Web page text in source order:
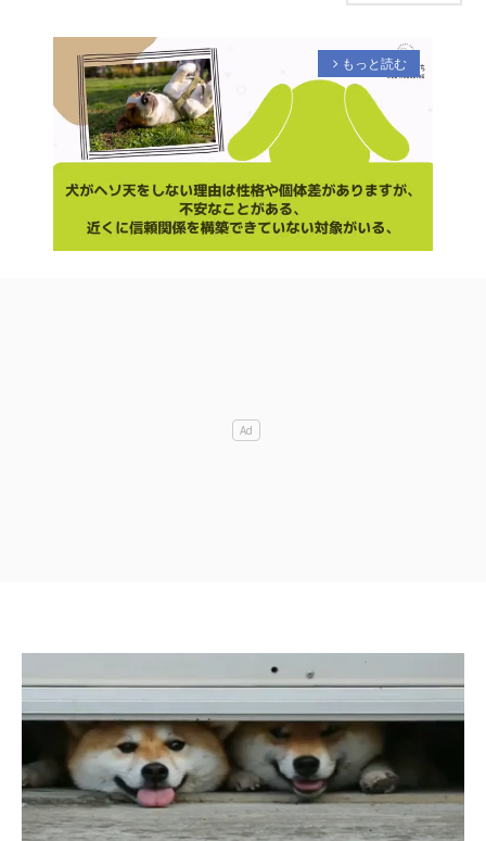
arrow_forward_ios もっと読む